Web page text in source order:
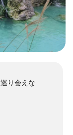
り会えな